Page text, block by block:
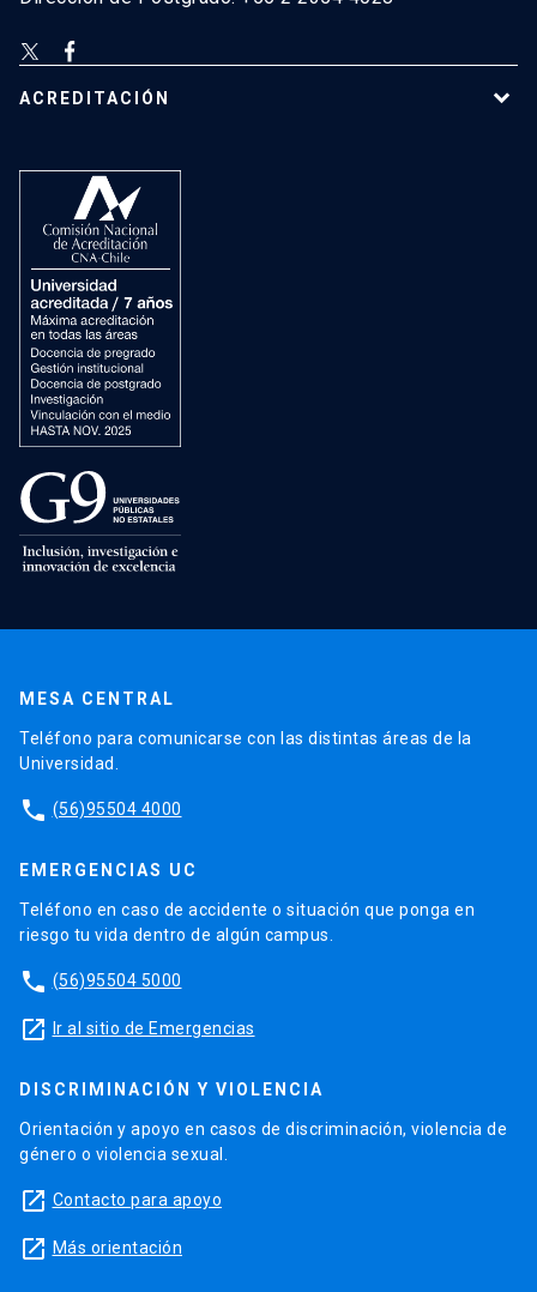
ACREDITACIÓN
MESA CENTRAL
Teléfono para comunicarse con las distintas áreas de la
Universidad.
phone (56)95504 4000
EMERGENCIAS UC
Teléfono en caso de accidente o situación que ponga en
riesgo tu vida dentro de algún campus.
phone (56)95504 5000
launch Ir al sitio de Emergencias
DISCRIMINACIÓN Y VIOLENCIA
Orientación y apoyo en casos de discriminación, violencia de
género o violencia sexual.
launch Contacto para apoyo
launch Más orientación